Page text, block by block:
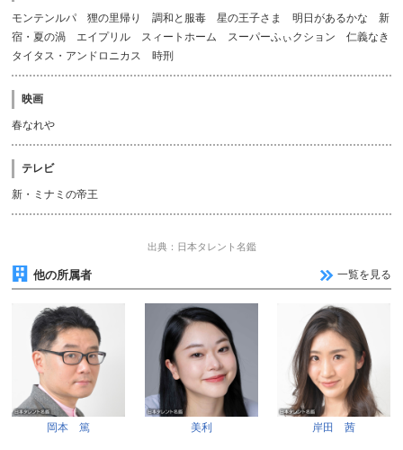
モンテンルパ 狸の里帰り 調和と服毒 星の王子さま 明日があるかな 新
宿・夏の渦 エイプリル スィートホーム スーパーふぃクション 仁義なき
タイタス・アンドロニカス 時刑
映画
春なれや
テレビ
新・ミナミの帝王
出典：日本タレント名鑑
他の所属者 一覧を見る
岡本 篤 美利 岸田 茜